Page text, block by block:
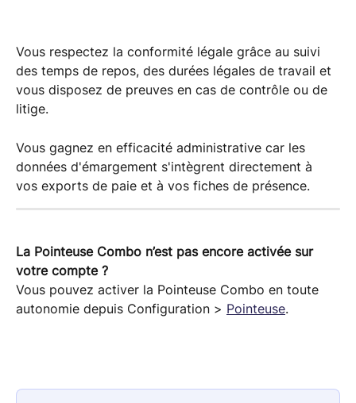
Vous respectez la conformité légale grâce au suivi
des temps de repos, des durées légales de travail et
vous disposez de preuves en cas de contrôle ou de
litige.
Vous gagnez en efficacité administrative car les
données d'émargement s'intègrent directement à
vos exports de paie et à vos fiches de présence.
La Pointeuse Combo n’est pas encore activée sur
votre compte ?
Vous pouvez activer la Pointeuse Combo en toute
autonomie depuis Configuration > Pointeuse.